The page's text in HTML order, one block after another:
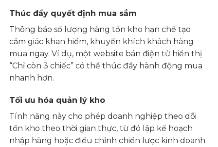
Thúc đẩy quyết định mua sắm
Thông báo số lượng hàng tồn kho hạn chế tạo
cảm giác khan hiếm, khuyến khích khách hàng
mua ngay. Ví dụ, một website bán điện tử hiển thị
“Chỉ còn 3 chiếc” có thể thúc đẩy hành động mua
nhanh hơn.
Tối ưu hóa quản lý kho
Tính năng này cho phép doanh nghiệp theo dõi
tồn kho theo thời gian thực, từ đó lập kế hoạch
nhập hàng hoặc điều chỉnh chiến lược kinh doanh